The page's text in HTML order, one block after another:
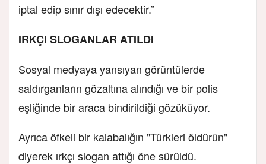
iptal edip sınır dışı edecektir.”
IRKÇI SLOGANLAR ATILDI
Sosyal medyaya yansıyan görüntülerde
saldırganların gözaltına alındığı ve bir polis
eşliğinde bir araca bindirildiği gözüküyor.
Ayrıca öfkeli bir kalabalığın "Türkleri öldürün"
diyerek ırkçı slogan attığı öne sürüldü.